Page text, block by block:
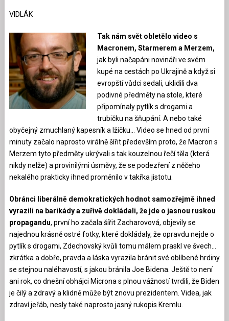
VIDLÁK
Tak nám svět obletělo video s
Macronem, Starmerem a Merzem,
jak byli načapáni novináři ve svém
kupé na cestách po Ukrajině a když si
evropští vůdci sedali, uklidili dva
podivné předměty na stole, které
připomínaly pytlík s drogami a
trubičku na šňupání. A nebo také
obyčejný zmuchlaný kapesník a lžičku… Video se hned od první
minuty začalo naprosto virálně šířit především proto, že Macron s
Merzem tyto předměty ukrývali s tak kouzelnou řečí těla (která
nikdy nelže) a provinilými úsměvy, že se podezření z něčeho
nekalého prakticky ihned proměnilo v takřka jistotu.
Obránci liberálně demokratických hodnot samozřejmě ihned
vyrazili na barikády a zuřivě dokládali, že jde o jasnou ruskou
propagandu, první ho začala šířit Zacharovová, objevily se
najednou krásně ostré fotky, které dokládaly, že opravdu nejde o
pytlík s drogami, Zdechovský kvůli tomu málem praskl ve švech…
zkrátka a dobře, pravda a láska vyrazila bránit své oblíbené hrdiny
se stejnou naléhavostí, s jakou bránila Joe Bidena. Ještě to není
ani rok, co dnešní obhájci Microna s plnou vážností tvrdili, že Biden
je čilý a zdravý a klidně může být znovu prezidentem. Videa, jak
zdraví jeřáb, nesly také naprosto jasný rukopis Kremlu.